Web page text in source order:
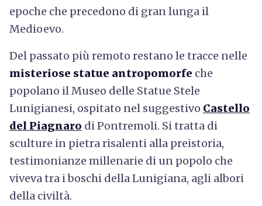
epoche che precedono di gran lunga il
Medioevo.
Del passato più remoto restano le tracce nelle
misteriose statue antropomorfe che
popolano il Museo delle Statue Stele
Lunigianesi, ospitato nel suggestivo Castello
del Piagnaro di Pontremoli. Si tratta di
sculture in pietra risalenti alla preistoria,
testimonianze millenarie di un popolo che
viveva tra i boschi della Lunigiana, agli albori
della civiltà.